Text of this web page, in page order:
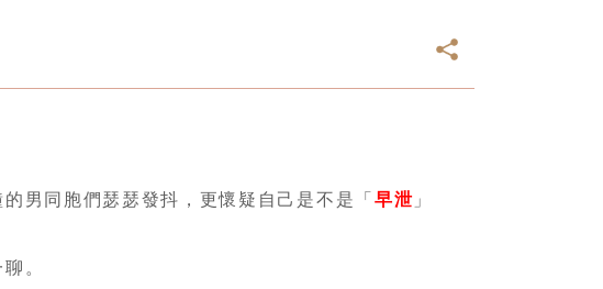
男同胞們瑟瑟發抖，更懷疑自己是不是「 早泄 」
。